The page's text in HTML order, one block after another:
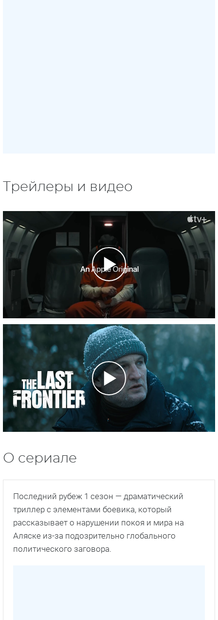
Трейлеры и видео
О сериале
Последний рубеж 1 сезон — драматический
триллер с элементами боевика, который
рассказывает о нарушении покоя и мира на
Аляске из-за подозрительно глобального
политического заговора.